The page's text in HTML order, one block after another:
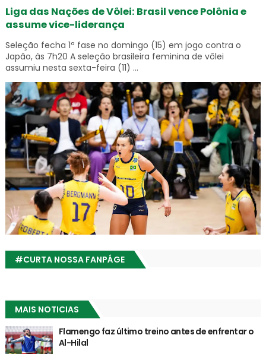
Liga das Nações de Vôlei: Brasil vence Polônia e
assume vice-liderança
Seleção fecha 1ª fase no domingo (15) em jogo contra o
Japão, às 7h20 A seleção brasileira feminina de vôlei
assumiu nesta sexta-feira (11) ...
#CURTA NOSSA FANPÁGE
MAIS NOTICIAS
Flamengo faz último treino antes de enfrentar o
Al-Hilal